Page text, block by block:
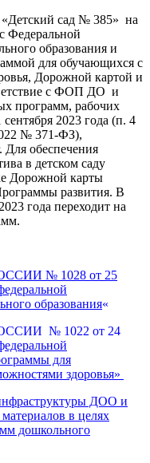
сад № 385» на
Федеральной
образования и
для обучающихся с
Дорожной картой и
с ФОП ДО и
программ, рабочих
2023 года (п. 4
№ 371-ФЗ),
Для обеспечения
в детском саду
Дорожной карты
развития. В
года переходит на
№ 1028 от 25
образования«
№ 1022 от 24
едеральной
для
здоровья»
ДОО и
в целях
дошкольного